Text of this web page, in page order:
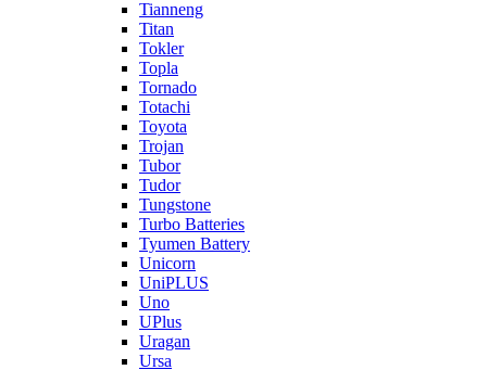
Tianneng
Titan
Tokler
Topla
Tornado
Totachi
Toyota
Trojan
Tubor
Tudor
Tungstone
Turbo Batteries
Tyumen Battery
Unicorn
UniPLUS
Uno
UPlus
Uragan
Ursa